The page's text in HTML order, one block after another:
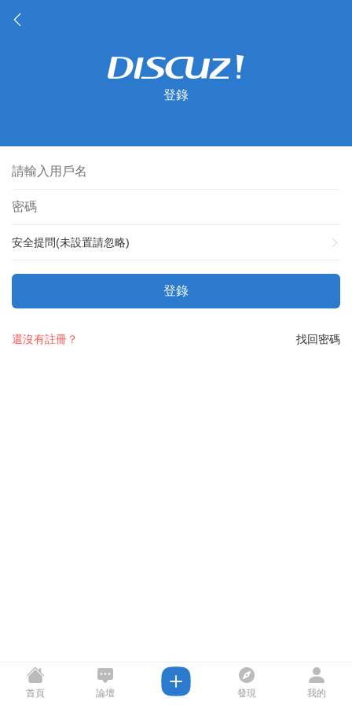
登錄
安全提問(未設置請忽略)
登錄
找回密碼
還沒有註冊？
首頁 論壇 發現 我的